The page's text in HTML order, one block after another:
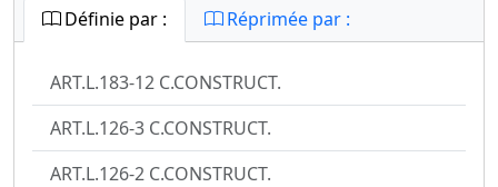
Définie par : Réprimée par :
ART.L.183-12 C.CONSTRUCT.
ART.L.126-3 C.CONSTRUCT.
ART.L.126-2 C.CONSTRUCT.